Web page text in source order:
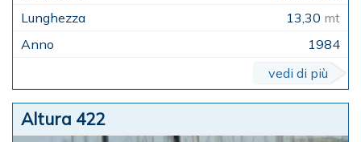
13,30 mt
1984
vedi di più
Altura 422